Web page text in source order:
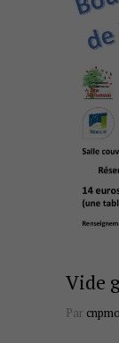
Vide
Par